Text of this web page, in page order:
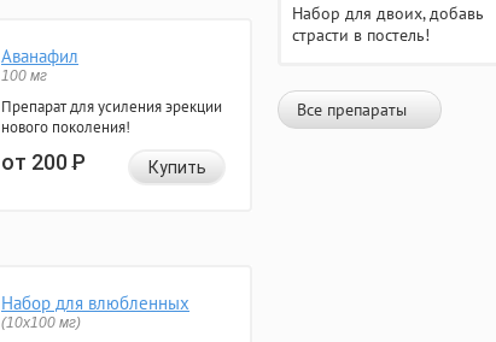
Аванафил
100 мг
Препарат для усиления эрекции
нового поколения!
от 200Р Купить
Набор для влюбленных
(10х100 мг)
Набор для двоих, добавь
страсти в постель!
Все препараты